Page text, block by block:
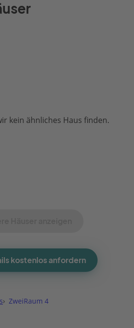
kein ähnliches Haus finden.
kostenlos anfordern
› ZweiRaum 4